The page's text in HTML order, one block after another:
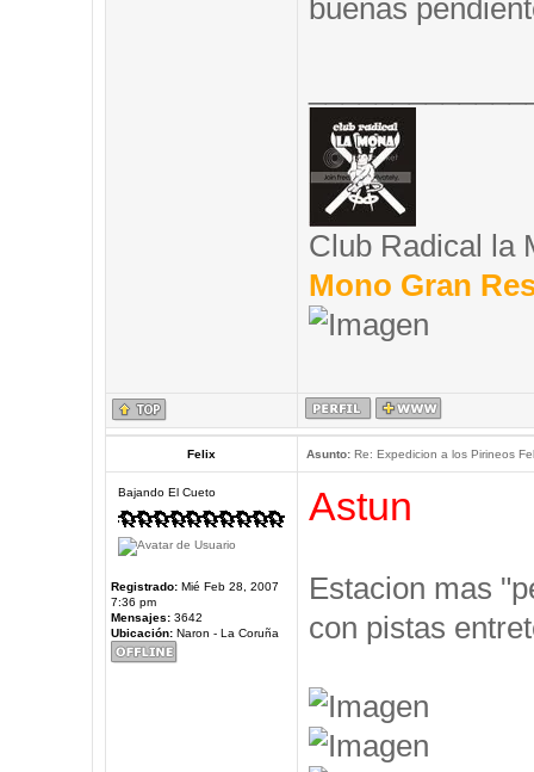
buenas
Club Radical la
Mono Gran
Felix Asunto:Re: Expedicion a los Pirineos
Bajando El Cueto
Registrado:Mié Feb 28, 2007
7:36 pm
Mensajes:3642
Ubicación:Naron - La Coruña
Astun
Estacion mas
con pistas